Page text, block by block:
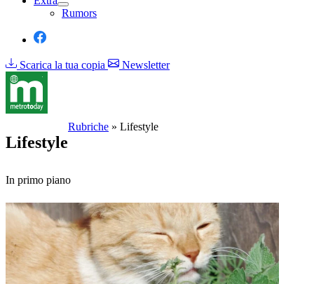
Rumors
Scarica la tua copia Newsletter
Lifestyle
Rubriche » Lifestyle
In primo piano